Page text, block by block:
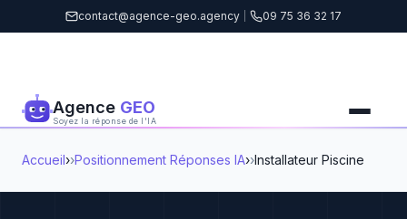
contact@agence-geo.agency 09 75 36 32 17
Agence GEO
Soyez la réponse de l'IA
Accueil› Positionnement Réponses IA› Installateur Piscine